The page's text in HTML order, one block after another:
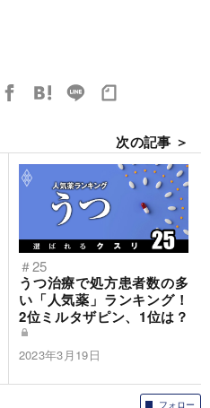
次の記事 ＞
＃25
うつ治療で処方患者数の多
い「人気薬」ランキング！
2位ミルタザピン、1位は？
2023年3月19日
フォロー